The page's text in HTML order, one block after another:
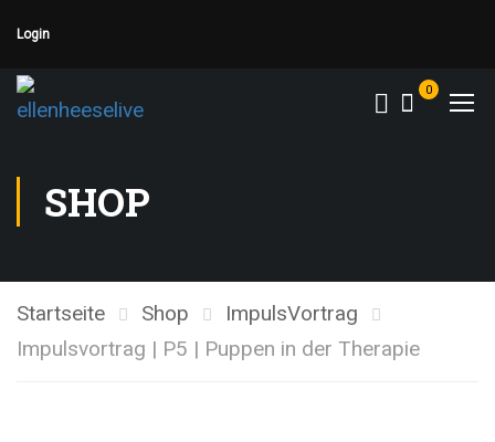
Login
0
SHOP
Startseite Shop
ImpulsVortrag
Impulsvortrag | P5 | Puppen in der Therapie